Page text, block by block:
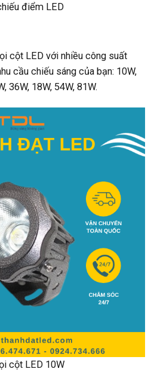
điểm LED
cột LED với nhiều công suất
cầu chiếu sáng của bạn: 10W,
36W, 18W, 54W, 81W.
cột LED 10W